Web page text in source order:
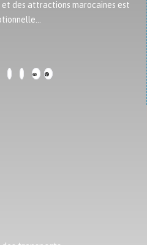
des attractions marocaines est